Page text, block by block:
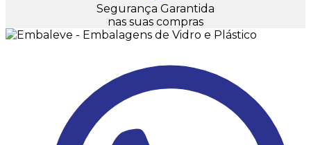
Segurança Garantida
nas suas compras